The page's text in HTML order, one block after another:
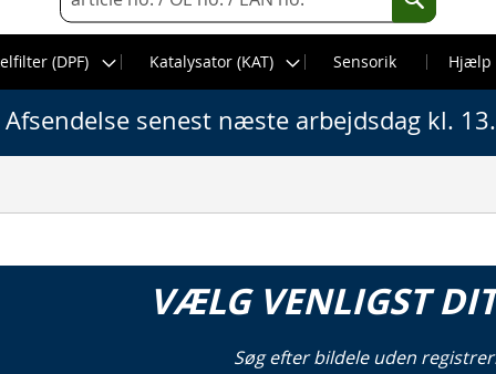
Search
Search
(DPF)
Katalysator (KAT) Sensorik Hjælp
Afsendelse senest næste arbejdsdag kl.
VÆLG VENLIGST
Søg efter bildele uden